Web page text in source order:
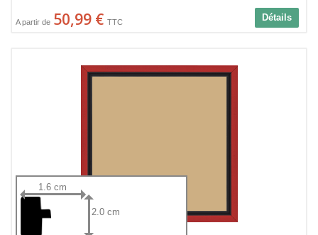
Détails
A partir de 50,99 € TTC
1.6 cm
2.0 cm